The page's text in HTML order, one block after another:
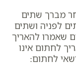
מברך שתים
לפניה ושתים
שאמרו להאריך
לחתום אינו
לחתום: